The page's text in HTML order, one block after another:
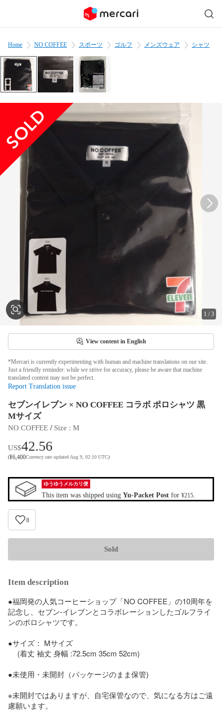
Home NO COFFEE スポーツ ゴルフ メンズウェア シャツ
1 /3
View content in English
*Mercari is currently experimenting with human and machine translations on our site.
Just a friendly reminder: while we strive for accuracy, please be aware that machine
translated content may not be perfect.
Report Translation issue
セブンイレブン × NO COFFEE コラボ ポロシャツ 黒
Mサイズ
NO COFFEE / Size : M
US$42.56
(¥6,400Currency rate updated Aug 9, 02:10 UTC)
ゆうゆうメルカリ便
This item was shipped using Yu-Packet Post for ¥215
8
Sold
Item description
●福岡発の人気コーヒーショップ「NO COFFEE」の10周年を
記念し、セブン-イレブンとコラボレーションしたゴルフライ
ンのポロシャツです。
●サイズ： Mサイズ
●未使用・未開封（パッケージのまま保管)
※未開封ではありますが、自宅保管なので、気になる方はご遠
慮願います。